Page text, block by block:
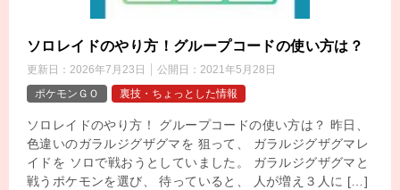
ソロレイドのやり方！グループコードの使い方は？
更新日： 2026年7月23日 公開日： 2021年5月28日
ポケモンＧＯ
裏技・ちょっとした情報
ソロレイドのやり方！ グループコードの使い方は？ 昨日、
色違いのガラルジグザグマを 狙って、 ガラルジグザグマレ
イドを ソロで戦おうとしていました。 ガラルジグザグマと
戦うポケモンを選び、 待っていると、 人が増え３人に […]